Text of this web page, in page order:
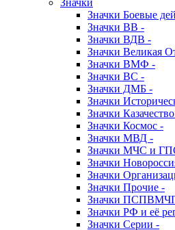
Значки
Значки Боевые
Значки ВВ -
Значки ВДВ -
Значки Великая
Значки ВМФ -
Значки ВС -
Значки ДМБ -
Значки
Значки
Значки Космос -
Значки МВД -
Значки МЧС и
Значки
Значки
Значки Прочие -
Значки
Значки РФ и её
Значки Серии -